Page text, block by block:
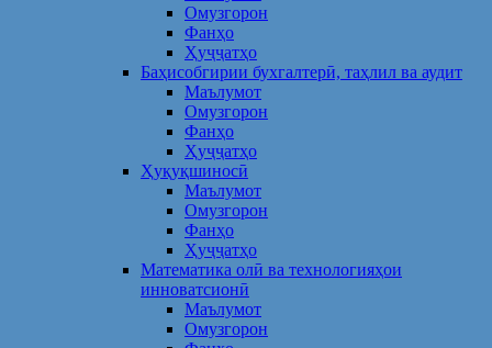
Омузгорон
Фанҳо
Ҳуҷҷатҳо
Баҳисобгирии бухгалтерӣ, таҳлил ва аудит
Маълумот
Омузгорон
Фанҳо
Ҳуҷҷатҳо
Ҳуқуқшиносӣ
Маълумот
Омузгорон
Фанҳо
Ҳуҷҷатҳо
Математика олӣ ва технологияҳои
инноватсионӣ
Маълумот
Омузгорон